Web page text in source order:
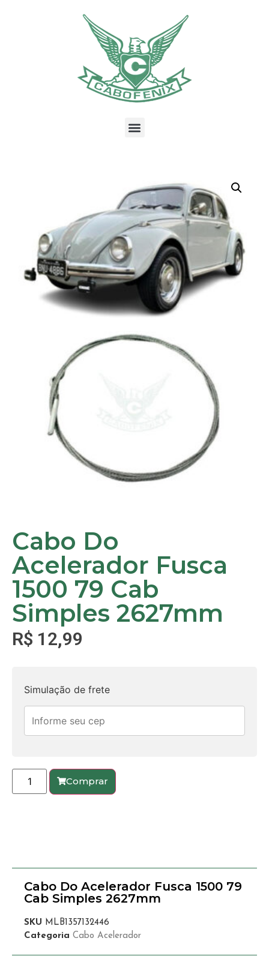
Cabo Do
Acelerador Fusca
1500 79 Cab
Simples 2627mm
R$ 12,99
Simulação de frete
Comprar
Cabo Do Acelerador Fusca 1500 79
Cab Simples 2627mm
SKU MLB1357132446
Categoria Cabo Acelerador